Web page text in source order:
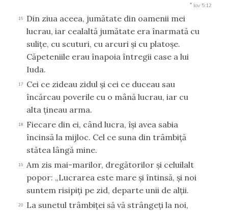
* Iov 5:12
16
Din ziua aceea, jumătate din oamenii mei
lucrau, iar cealaltă jumătate era înarmată cu
suliţe, cu scuturi, cu arcuri şi cu platoşe.
Căpeteniile erau înapoia întregii case a lui
Iuda.
17
Cei ce zideau zidul şi cei ce duceau sau
încărcau poverile cu o mână lucrau, iar cu
alta ţineau arma.
18
Fiecare din ei, când lucra, îşi avea sabia
încinsă la mijloc. Cel ce suna din trâmbiţă
stătea lângă mine.
19
Am zis mai-marilor, dregătorilor şi celuilalt
popor: „Lucrarea este mare şi întinsă, şi noi
suntem risipiţi pe zid, departe unii de alţii.
20
La sunetul trâmbiţei să vă strângeţi la noi,